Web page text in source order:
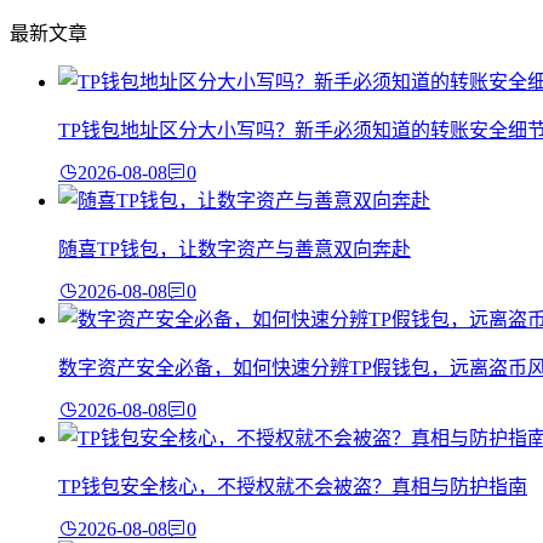
最新文章
TP钱包地址区分大小写吗？新手必须知道的转账安全细
2026-08-08 0
随喜TP钱包，让数字资产与善意双向奔赴
2026-08-08 0
数字资产安全必备，如何快速分辨TP假钱包，远离盗币
2026-08-08 0
TP钱包安全核心，不授权就不会被盗？真相与防护指南
2026-08-08 0